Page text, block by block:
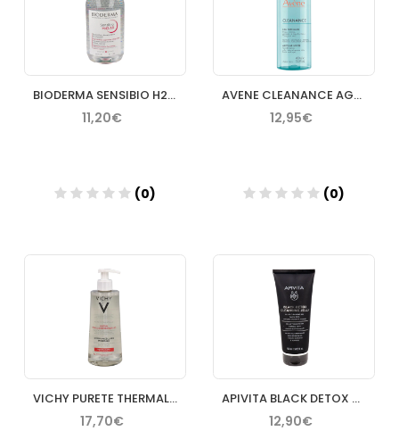
BIODERMA SENSIBIO H2O AR 250 ML
11,20€
(0)
AVENE CLEANANCE AGUA LIMPIADORA 400 ML
12,95€
(0)
VICHY PURETE THERMALE AGUA MICELAR PIEL SENSIBLE 400 ML
17,70€
APIVITA BLACK DETOX CLEANSING JELLY CARBON Y PROPOLIS 150 ML
12,90€